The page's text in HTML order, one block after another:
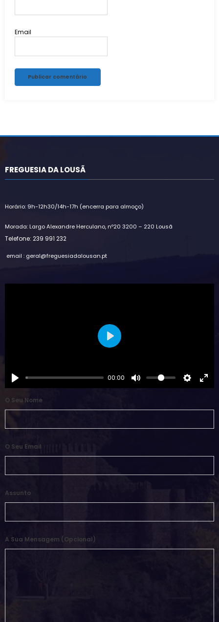
Email
FREGUESIA DA LOUSÃ
Horário: 9h-12h30/14h-17h (encerra para almoço)
Morada: Largo Alexandre Herculano, nº20 3200 – 220 Lousã
Telefone: 239 991 232
email : geral@freguesiadalousan.pt
00:00
Play
O Seu Nome
O Seu Email
Assunto
A Sua Mensagem (opcional)